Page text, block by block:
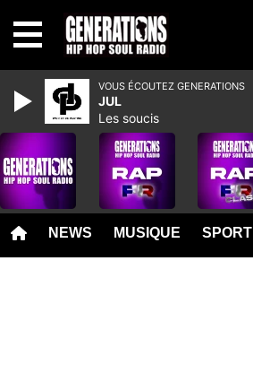
NEWS MUSIQUE SPORT
VOUS ÉCOUTEZ GENERATIONS
JUL
Les soucis